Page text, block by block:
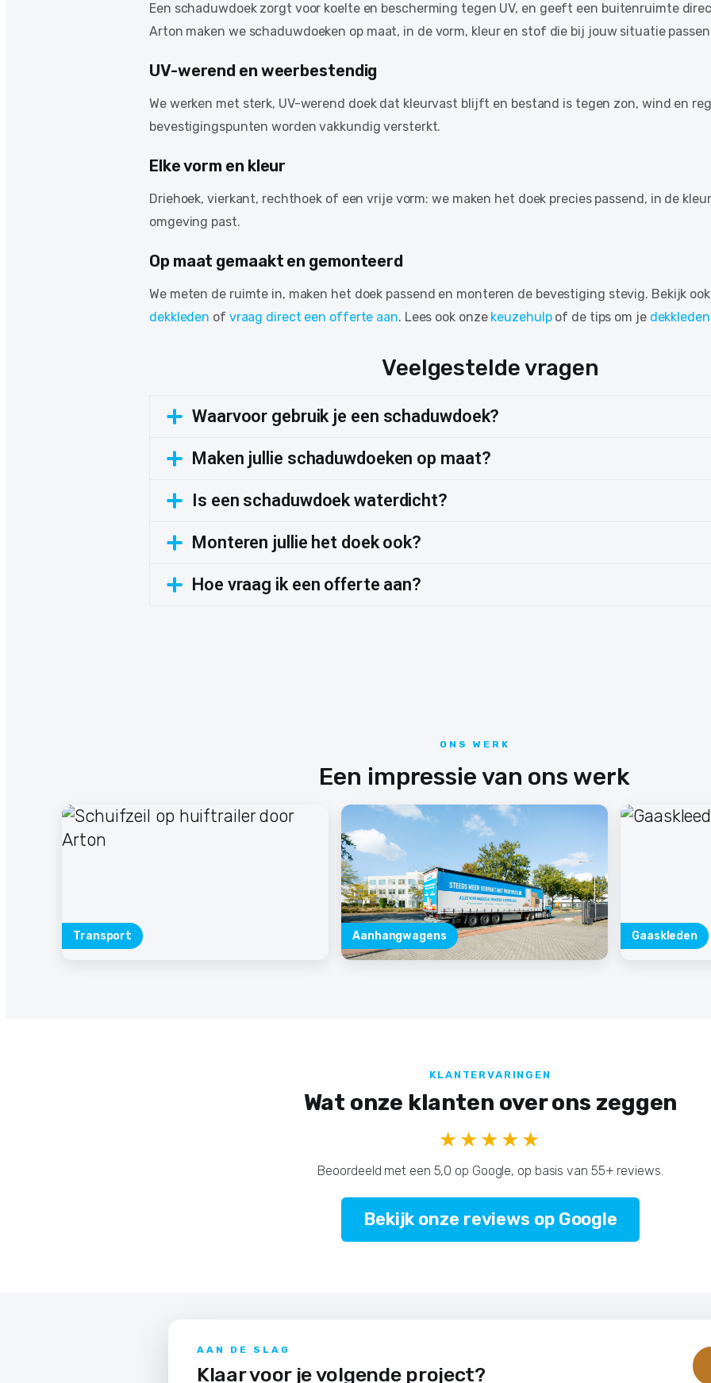
Een schaduwdoek zorgt voor koelte en bescherming tegen UV, en geeft een buitenruimte
Arton maken we schaduwdoeken op maat, in de vorm, kleur en stof die bij jouw situatie
UV-werend en weerbestendig
We werken met sterk, UV-werend doek dat kleurvast blijft en bestand is tegen zon, wind en
bevestigingspunten worden vakkundig versterkt.
Elke vorm en kleur
Driehoek, vierkant, rechthoek of een vrije vorm: we maken het doek precies passend, in de
omgeving past.
Op maat gemaakt en gemonteerd
We meten de ruimte in, maken het doek passend en monteren de bevestiging stevig. Bekijk
dekkleden of vraag direct een offerte aan. Lees ook onze keuzehulpof de tips om je
Veelgestelde vragen
Waarvoor gebruik je een schaduwdoek?
Maken jullie schaduwdoeken op maat?
Is een schaduwdoek waterdicht?
Monteren jullie het doek ook?
Hoe vraag ik een offerte aan?
ONS WERK
Een impressie van ons werk
Transport Aanhangwagens Gaaskleden
KLANTERVARINGEN
Wat onze klanten over ons zeggen
★★★★★
Beoordeeld met een 5,0 op Google, op basis van 55+ reviews.
Bekijk onze reviews op Google
AAN DE SLAG
Klaar voor je volgende project?